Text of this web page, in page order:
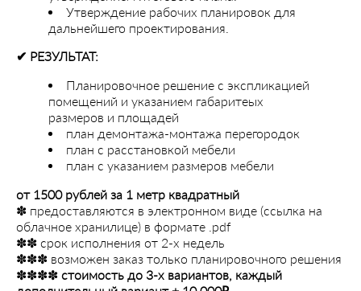
Утверждение рабочих планировок для
дальнейшего проектирования.
✔︎ РЕЗУЛЬТАТ:
Планировочное решение с экспликацией
помещений и указанием габаритеых
размеров и площадей
план демонтажа-монтажа перегородок
план с расстановкой мебели
план с указанием размеров мебели
от 1500 рублей за 1 метр квадратный
✽ предоставляются в электронном виде (ссылка на
облачное хранилице) в формате .pdf
✽✽ срок исполнения от 2-х недель
✽✽✽ возможен заказ только планировочного решения
✽✽✽✽ стоимость до 3-х вариантов, каждый